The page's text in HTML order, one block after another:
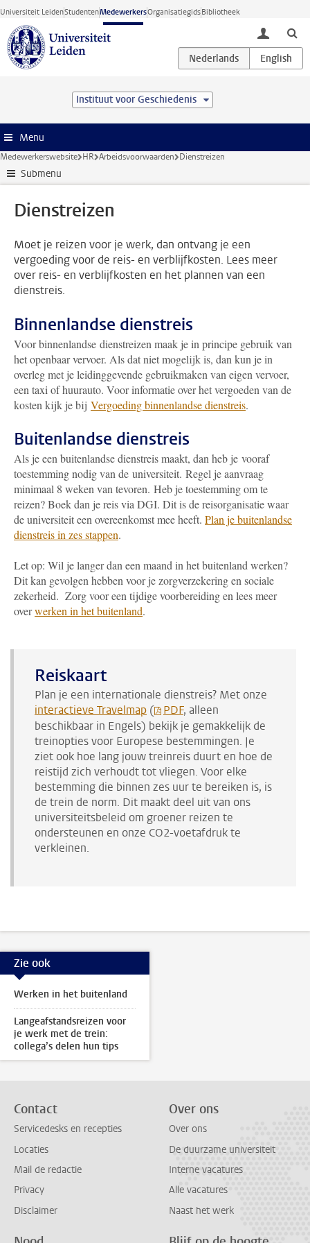
Ga direct naar de inhoud
Universiteit LeidenStudentenMedewerkersOrganisatiegidsBibliotheek
toggle
Instituut voor Geschiedenis
Menu
Medewerkerswebsite HR Arbeidsvoorwaarden Dienstreizen
Submenu
Dienstreizen
Moet je reizen voor je werk, dan ontvang je een
vergoeding voor de reis- en verblijfkosten. Lees meer
over reis- en verblijfkosten en het plannen van een
dienstreis.
Binnenlandse dienstreis
Voor binnenlandse dienstreizen maak je in principe gebruik van
het openbaar vervoer. Als dat niet mogelijk is, dan kun je in
overleg met je leidinggevende gebruikmaken van eigen vervoer,
een taxi of huurauto. Voor informatie over het vergoeden van de
kosten kijk je bij Vergoeding binnenlandse dienstreis.
Buitenlandse dienstreis
Als je een buitenlandse dienstreis maakt, dan heb je vooraf
toestemming nodig van de universiteit. Regel je aanvraag
minimaal 8 weken van tevoren. Heb je toestemming om te
reizen? Boek dan je reis via DGI. Dit is de reisorganisatie waar
de universiteit een overeenkomst mee heeft. Plan je buitenlandse
dienstreis in zes stappen.
Let op: Wil je langer dan een maand in het buitenland werken?
Dit kan gevolgen hebben voor je zorgverzekering en sociale
zekerheid. Zorg voor een tijdige voorbereiding en lees meer
overwerken in het buitenland.
Reiskaart
Plan je een internationale dienstreis? Met onze
interactieve Travelmap ( PDF, alleen
beschikbaar in Engels) bekijk je gemakkelijk de
treinopties voor Europese bestemmingen. Je
ziet ook hoe lang jouw treinreis duurt en hoe de
reistijd zich verhoudt tot vliegen. Voor elke
bestemming die binnen zes uur te bereiken is, is
de trein de norm. Dit maakt deel uit van ons
universiteitsbeleid om groener reizen te
ondersteunen en onze CO2-voetafdruk te
verkleinen.
Zie ook
Werken in het buitenland
Langeafstandsreizen voor
je werk met de trein:
collega’s delen hun tips
Contact
Servicedesks en recepties
Locaties
Mail de redactie
Privacy
Disclaimer
Over ons
Over ons
De duurzame universiteit
Interne vacatures
Alle vacatures
Naast het werk